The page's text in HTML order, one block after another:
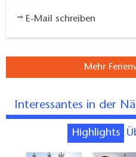
E-Mail schreiben
Mehr
Interessantes in der
Highlights